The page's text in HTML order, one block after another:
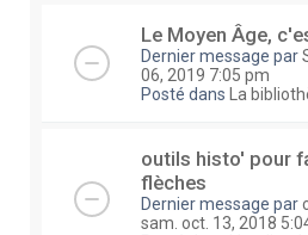
Le Moyen Âge,
Dernier message par
06, 2019 7:05 pm
Posté dans
La
outils histo' pour
flèches
Dernier message par
sam. oct. 13, 2018